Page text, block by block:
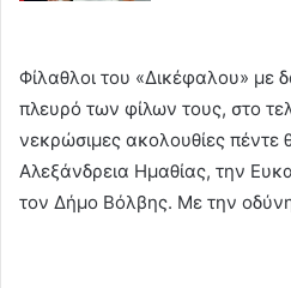
Φίλαθλοι του «Δικέφαλου» με
πλευρό των φίλων τους, στο
νεκρώσιμες ακολουθίες
Αλεξάνδρεια Ημαθίας, την
τον Δήμο Βόλβης. Με την